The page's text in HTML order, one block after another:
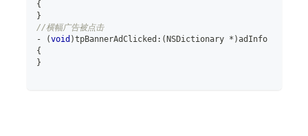
{
}
//横幅广告被点击
-
(void )tpBannerAdClicked : ( NSDictionary * )adInfo
{
}